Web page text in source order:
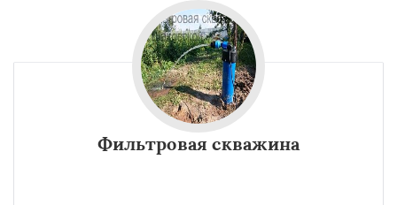
Фильтровая скважина